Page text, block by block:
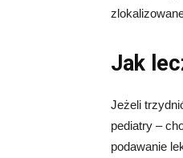
Jak
Jeżeli
pediatry –
podawanie